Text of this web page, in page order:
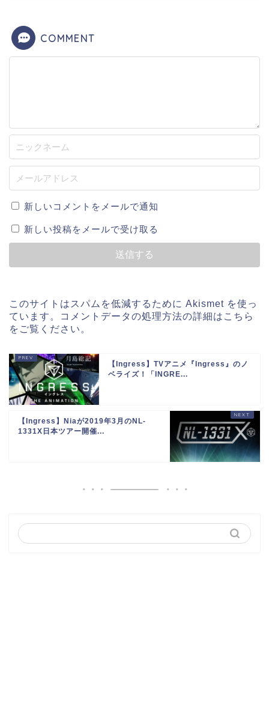
COMMENT
新しいコメントをメールで通知
新しい投稿をメールで受け取る
このサイトはスパムを低減するために Akismet を使っ
ています。
コメントデータの処理方法の詳細はこちら
をご覧ください 。
【Ingress】TVアニメ『Ingress』のノ
ベライズ！「INGRE...
【Ingress】Niaが2019年3月のNL-
1331X日本ツアー開催...